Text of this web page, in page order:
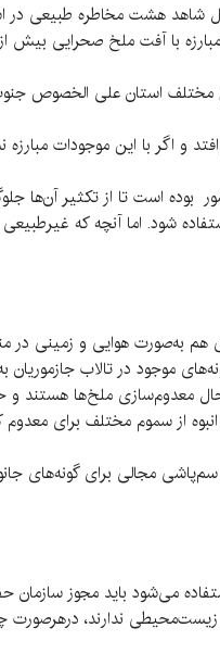
مدیریت بحران استان کرمان اعلام کرد:«در ۶ ماهه
چند ۱۰۰۰ لیتری سموم بر روی خاک مناطق
اگر با این موجودات
است تا از تکثیر آن‌ها
اما آنچه که غیرطبیعی
به‌صورت هوایی و زمینی در
موجود در تالاب
حال معدوم‌سازی ملخ‌ها هستند
از سموم مختلف برای معدوم
مجالی برای گونه‌های
می‌شود باید مجوز سازمان
ندارند،